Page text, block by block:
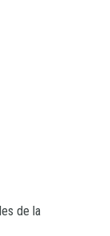
de la